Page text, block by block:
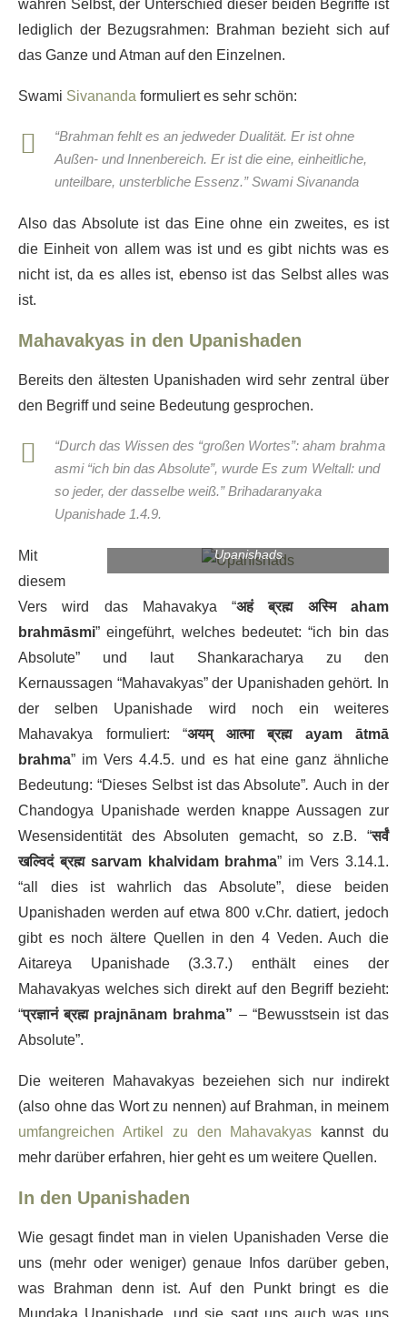
wahren Selbst, der Unterschied dieser beiden Begriffe ist
lediglich der Bezugsrahmen: Brahman bezieht sich auf
das Ganze und Atman auf den Einzelnen.
Swami Sivananda formuliert es sehr schön:
“Brahman fehlt es an jedweder Dualität. Er ist ohne
Außen- und Innenbereich. Er ist die eine, einheitliche,
unteilbare, unsterbliche Essenz.” Swami Sivananda
Also das Absolute ist das Eine ohne ein zweites, es ist
die Einheit von allem was ist und es gibt nichts was es
nicht ist, da es alles ist, ebenso ist das Selbst alles was
ist.
Mahavakyas in den Upanishaden
Bereits den ältesten Upanishaden wird sehr zentral über
den Begriff und seine Bedeutung gesprochen.
“Durch das Wissen des “großen Wortes”: aham brahma
asmi “ich bin das Absolute”, wurde Es zum Weltall: und
so jeder, der dasselbe weiß.” Brihadaranyaka
Upanishade 1.4.9.
Upanishads
Mit
diesem
Vers wird das Mahavakya “अहं ब्रह्म अस्मिaham
brahmāsmi” eingeführt, welches bedeutet: “ich bin das
Absolute” und laut Shankaracharya zu den
Kernaussagen “Mahavakyas” der Upanishaden gehört. In
der selben Upanishade wird noch ein weiteres
Mahavakya formuliert: “अयम् आत्मा ब्रह्म ayam ātmā
brahma” im Vers 4.4.5. und es hat eine ganz ähnliche
Bedeutung: “Dieses Selbst ist das Absolute”. Auch in der
Chandogya Upanishade werden knappe Aussagen zur
Wesensidentität des Absoluten gemacht, so z.B. “सर्वं
खल्विदं ब्रह्म sarvam khalvidam brahma” im Vers 3.14.1.
“all dies ist wahrlich das Absolute”, diese beiden
Upanishaden werden auf etwa 800 v.Chr. datiert, jedoch
gibt es noch ältere Quellen in den 4 Veden. Auch die
Aitareya Upanishade (3.3.7.) enthält eines der
Mahavakyas welches sich direkt auf den Begriff bezieht:
“प्रज्ञानं ब्रह्म prajnānam brahma” – “Bewusstsein ist das
Absolute”.
Die weiteren Mahavakyas bezeiehen sich nur indirekt
(also ohne das Wort zu nennen) auf Brahman, in meinem
umfangreichen Artikel zu den Mahavakyas kannst du
mehr darüber erfahren, hier geht es um weitere Quellen.
In den Upanishaden
Wie gesagt findet man in vielen Upanishaden Verse die
uns (mehr oder weniger) genaue Infos darüber geben,
was Brahman denn ist. Auf den Punkt bringt es die
Mundaka Upanishade, und sie sagt uns auch was uns